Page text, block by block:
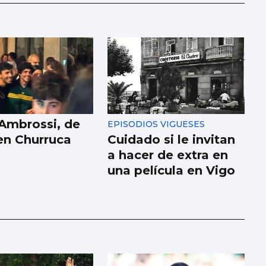
de
Churruca
EPISODIOS VIGUESES
Cuidado si le invitan
a hacer de extra en
una película en Vigo